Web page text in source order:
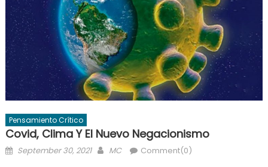
Pensamiento Crítico
Covid, Clima Y El Nuevo Negacionismo
Posted
September 30, 2021 Author
MC Comment(0)